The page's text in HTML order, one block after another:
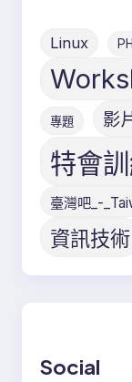
Linux
專題 影
特會
臺灣吧_-
資訊技術
Social